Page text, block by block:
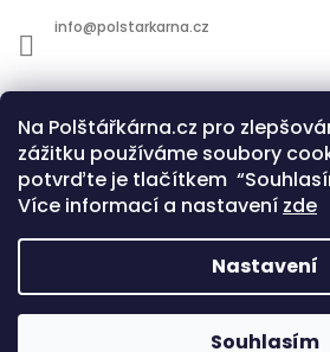
Na Polštářkárna.cz pro
zážitku používáme soubory
potvrďte je tlačítkem
Více informací a nastavení zde
Nastavení
Souhlasím
info@polstarkarna.cz
Dotace Evropské unie Co je
Copyright 2026